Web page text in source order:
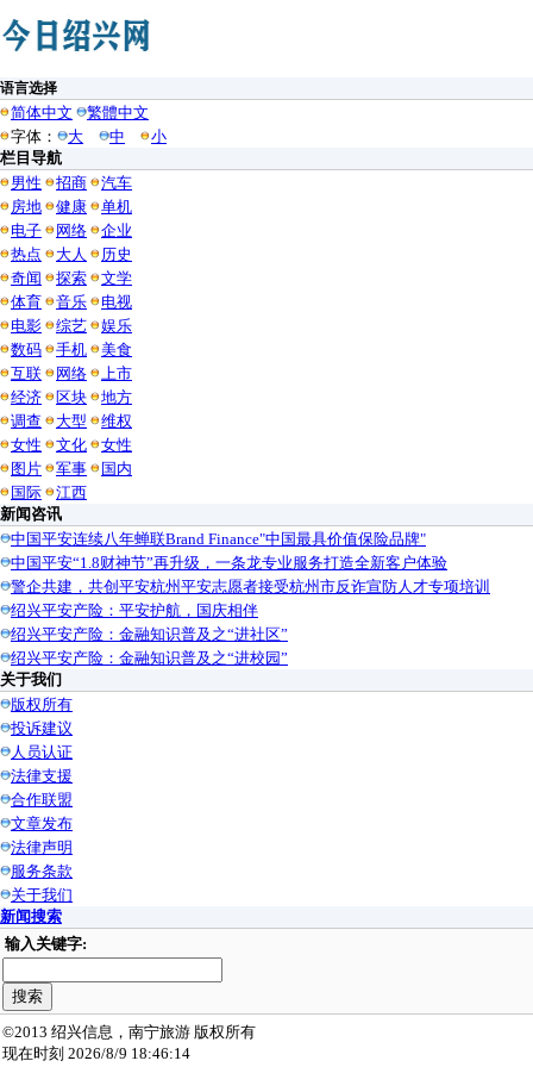
语言选择
简体中文
繁體中文
字体：
大 中
小
栏目导航
男性
招商
汽车
房地
健康
单机
电子
网络
企业
热点
大人
历史
奇闻
探索
文学
体育
音乐
电视
电影
综艺
娱乐
数码
手机
美食
互联
网络
上市
经济
区块
地方
调查
大型
维权
女性
文化
女性
图片
军事
国内
国际
江西
新闻咨讯
中国平安连续八年蝉联Brand Finance"中国最具价值保险品牌"
中国平安“1.8财神节”再升级，一条龙专业服务打造全新客户体验
警企共建，共创平安杭州平安志愿者接受杭州市反诈宣防人才专项培训
绍兴平安产险：平安护航，国庆相伴
绍兴平安产险：金融知识普及之“进社区”
绍兴平安产险：金融知识普及之“进校园”
关于我们
版权所有
投诉建议
人员认证
法律支援
合作联盟
文章发布
法律声明
服务条款
关于我们
新闻搜索
输入关键字:
©2013 绍兴信息，南宁旅游 版权所有
现在时刻 2026/8/9 18:46:14